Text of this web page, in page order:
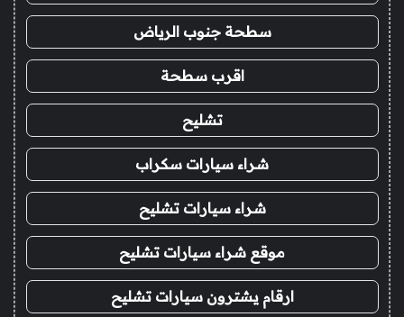
سطحة جنوب الرياض
اقرب سطحة
تشليح
شراء سيارات سكراب
شراء سيارات تشليح
موقع شراء سيارات تشليح
ارقام يشترون سيارات تشليح